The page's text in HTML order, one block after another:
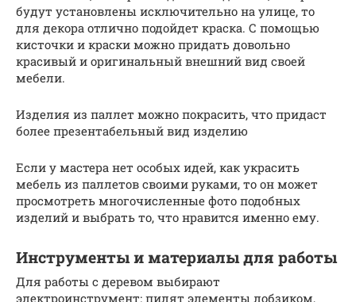
будут установлены исключительно на улице, то
для декора отлично подойдет краска. С помощью
кисточки и краски можно придать довольно
красивый и оригинальный внешний вид своей
мебели.
Изделия из паллет можно покрасить, что придаст
более презентабельный вид изделию
Если у мастера нет особых идей, как украсить
мебель из паллетов своими руками, то он может
просмотреть многочисленные фото подобных
изделий и выбрать то, что нравится именно ему.
Инструменты и материалы для работы
Для работы с деревом выбирают
электроинструмент: пилят элементы лобзиком,